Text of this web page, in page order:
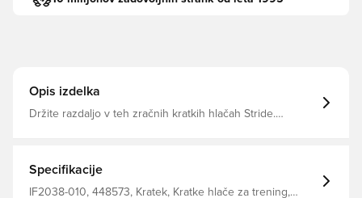
Opis izdelka
Držite razdaljo v teh zračnih kratkih hlačah Stride.
lahko imate proste roke.
Specifikacije
IF2038-010, 448573, Kratek, Kratke hlače za trening,